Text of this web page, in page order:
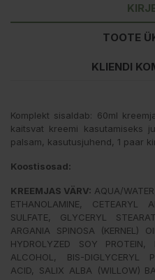
TOOTE
KLIENDI
Komplekt sisaldab: 60ml
kaitsvat kreemi kasutamiseks
palsam, kasutusjuhend, 1 paar
Koostisosad:
KREEMJAS VÄRV: AQUA/
ETHANOLAMINE, CETEARYL
SULFATE, GLYCERYL
ARGANIA SPINOSA (KERNEL)
HYDROLYZED SOY PROTEIN,
ALCOHOL, BIS-DIGLYCERYL
ACID, SALIX ALBA (WILLOW)